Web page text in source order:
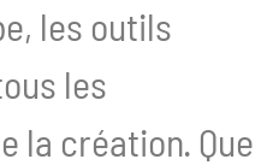
les outils
les
la création. Que